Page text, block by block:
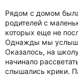
Рядом с домом
родителей с
которых еще не
Однажды мы
Оказалось, на
начинало
слышались крики.